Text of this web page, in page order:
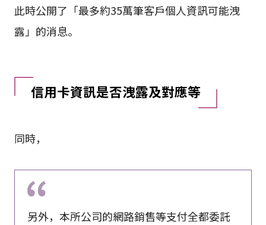
此時公開了「最多約35萬筆客戶個人資訊可能洩
露」的消息。
信用卡資訊是否洩露及對應等
同時，
另外，本所公司的網路銷售等支付全都委託